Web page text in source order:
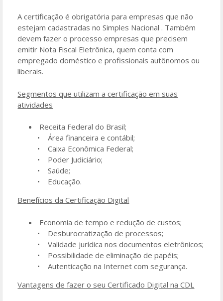
A certificação é obrigatória para empresas que não
estejam cadastradas no Simples Nacional . Também
devem fazer o processo empresas que precisem
emitir Nota Fiscal Eletrônica, quem conta com
empregado doméstico e profissionais autônomos ou
liberais.
Segmentos que utilizam a certificação em suas
atividades
Receita Federal do Brasil;
• Área financeira e contábil;
• Caixa Econômica Federal;
• Poder Judiciário;
• Saúde;
• Educação.
Benefícios da Certificação Digital
Economia de tempo e redução de custos;
• Desburocratização de processos;
• Validade jurídica nos documentos eletrônicos;
• Possibilidade de eliminação de papéis;
• Autenticação na Internet com segurança.
Vantagens de fazer o seu Certificado Digital na CDL